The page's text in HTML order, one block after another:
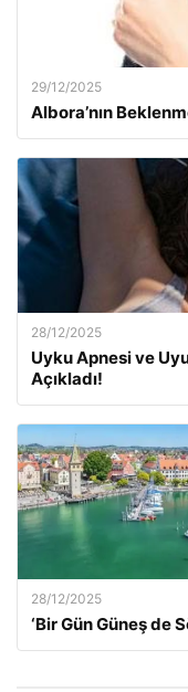
29/12/2025
Albora’nın
28/12/2025
Uyku Apnesi ve
Açıkladı!
28/12/2025
‘Bir Gün Güneş de